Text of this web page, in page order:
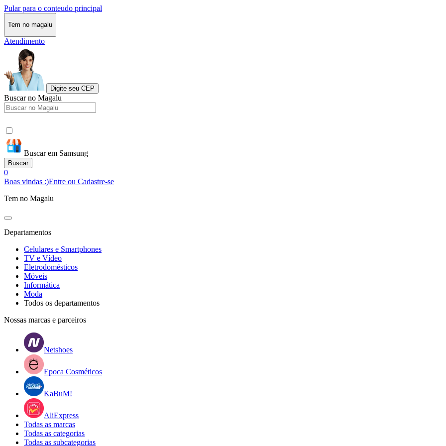
Pular para o conteudo principal
Tem no magalu
Atendimento
Digite seu CEP
Buscar no Magalu
Buscar em Samsung
Buscar
0
Boas vindas :)Entre ou Cadastre-se
Tem no Magalu
Departamentos
Celulares e Smartphones
TV e Vídeo
Eletrodomésticos
Móveis
Informática
Moda
Todos os departamentos
Nossas marcas e parceiros
Netshoes
Epoca Cosméticos
KaBuM!
AliExpress
Todas as marcas
Todas as categorias
Todas as subcategorias